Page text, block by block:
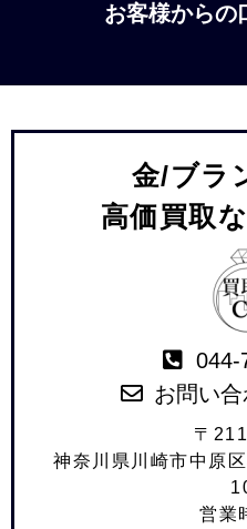
お客様からの
金/ブラ
高価買取
044-
お問い
〒
神奈川県川崎市中原
営業